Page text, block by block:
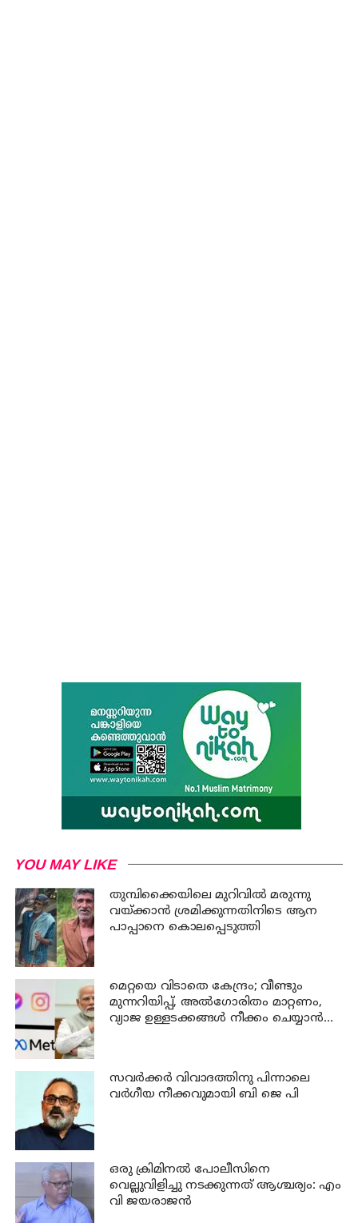
YOU MAY LIKE
തുമ്പിക്കൈയിലെ മുറിവില്‍ മരുന്നു
വയ്ക്കാന്‍ ശ്രമിക്കുന്നതിനിടെ ആന
പാപ്പാനെ കൊലപ്പെടുത്തി
മെറ്റയെ വിടാതെ കേന്ദ്രം; വീണ്ടും
മുന്നറിയിപ്പ്, അൽഗോരിതം മാറ്റണം,
വ്യാജ ഉള്ളടക്കങ്ങൾ നീക്കം ചെയ്യാൻ
സവര്‍ക്കര്‍ വിവാദത്തിനു പിന്നാലെ
വര്‍ഗീയ നീക്കവുമായി ബി ജെ പി
ഒരു ക്രിമിനല്‍ പോലീസിനെ
വെല്ലുവിളിച്ചു നടക്കുന്നത് ആശ്ചര്യം: എം
വി ജയരാജന്‍